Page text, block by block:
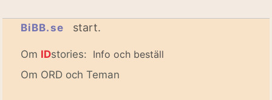
BiBB.se start.
Om IDstories: Info och beställ
Om ORD och Teman